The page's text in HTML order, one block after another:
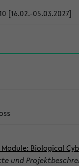
[16.02.-05.03.2027]
Biological
und